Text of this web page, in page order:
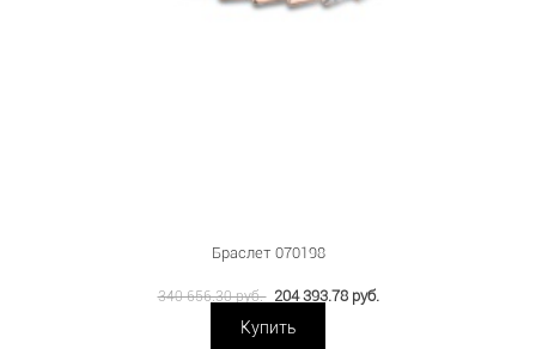
Браслет 070198
340 656.30 руб. 204 393.78 руб.
Купить